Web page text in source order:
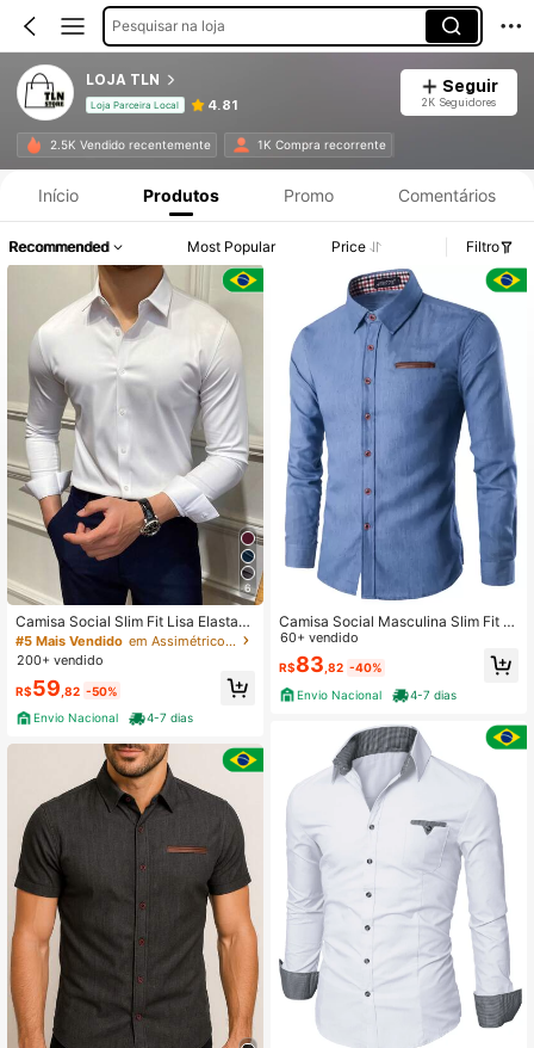
Pesquisar na loja
LOJA TLN
Loja Parceira Local 4.81
Seguir
2K Seguidores
2.5K Vendido recentemente 1K Compra recorrente
Início Produtos Promo Comentários
Recommended Most Popular Price Filtro
6
Camisa Social Slim Fit Lisa Elastan
o Elegante Manga Longa Spandex
Masculina para Escritório e Eventos
#5 Mais Vendido
em Assimétrico Camisas masculinas
200+ vendido
R$59 ,82 -50%
Envio Nacional
4-7 dias
Camisa Social Masculina Slim Fit M
anga Longa
60+ vendido
R$83,82 -40%
Envio Nacional
4-7 dias